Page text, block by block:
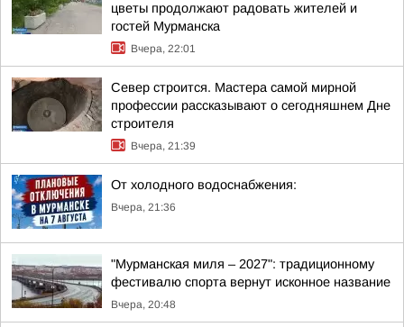
цветы продолжают радовать жителей и
гостей Мурманска
Вчера, 22:01
Север строится. Мастера самой мирной
профессии рассказывают о сегодняшнем Дне
строителя
Вчера, 21:39
От холодного водоснабжения:
Вчера, 21:36
"Мурманская миля – 2027": традиционному
фестивалю спорта вернут исконное название
Вчера, 20:48